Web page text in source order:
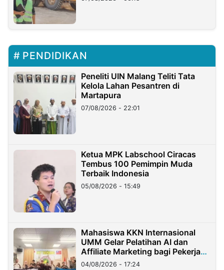
PENDIDIKAN
Peneliti UIN Malang Teliti Tata
Kelola Lahan Pesantren di
Martapura
07/08/2026 - 22:01
Ketua MPK Labschool Ciracas
Tembus 100 Pemimpin Muda
Terbaik Indonesia
05/08/2026 - 15:49
Mahasiswa KKN Internasional
UMM Gelar Pelatihan AI dan
Affiliate Marketing bagi Pekerja
Migran Indonesia di Taiwan
04/08/2026 - 17:24